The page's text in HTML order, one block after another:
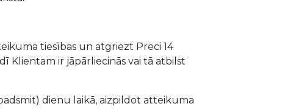
tiesības un atgriezt Preci 14
Klientam ir jāpārliecinās vai tā atbilst
dienu laikā, aizpildot atteikuma